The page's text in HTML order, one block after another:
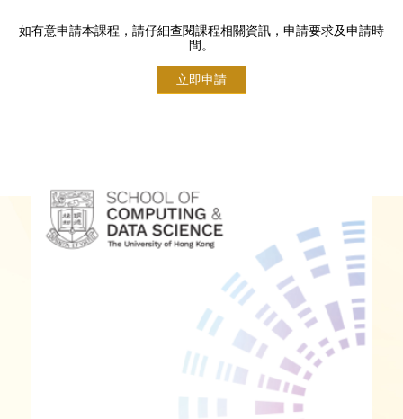
如有意申請本課程，請仔細查閱課程相關資訊，申請要求及申請時
間。
立即申請